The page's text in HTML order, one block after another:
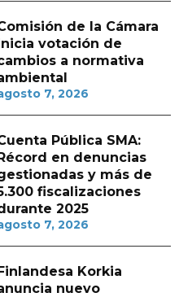
de la Cámara
votación de
a normativa
7, 2026
Pública SMA:
en denuncias
y más de
fiscalizaciones
2025
7, 2026
Korkia
nuevo